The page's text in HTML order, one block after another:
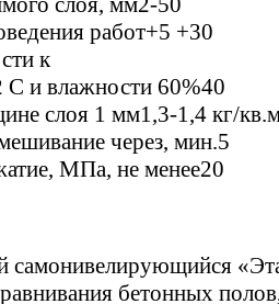
работ+5 +30
к
C и влажности 60%40
слоя 1 мм1,3-1,4 кг/
через, мин.5
МПа, не менее20
самонивелирующийся
бетонных